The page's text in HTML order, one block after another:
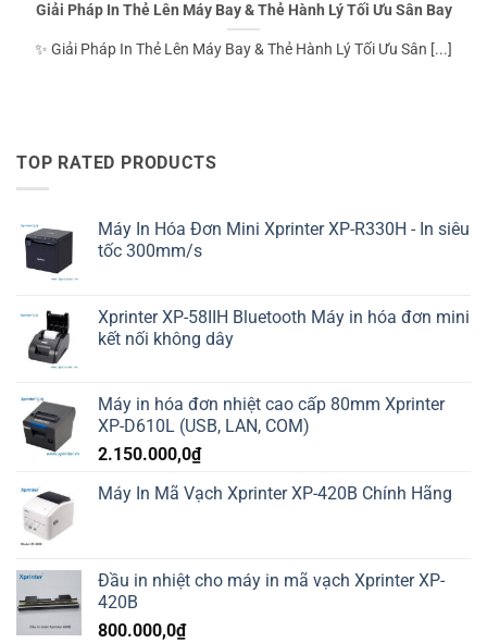
Giải Pháp In Thẻ Lên Máy Bay & Thẻ Hành Lý Tối Ưu Sân Bay
✨ Giải Pháp In Thẻ Lên Máy Bay & Thẻ Hành Lý Tối Ưu Sân [...]
TOP RATED PRODUCTS
Máy In Hóa Đơn Mini Xprinter XP-R330H - In siêu
tốc 300mm/s
Xprinter XP-58IIH Bluetooth Máy in hóa đơn mini
kết nối không dây
Máy in hóa đơn nhiệt cao cấp 80mm Xprinter
XP-D610L (USB, LAN, COM)
2.150.000,0₫
Máy In Mã Vạch Xprinter XP-420B Chính Hãng
Đầu in nhiệt cho máy in mã vạch Xprinter XP-
420B
800.000,0₫